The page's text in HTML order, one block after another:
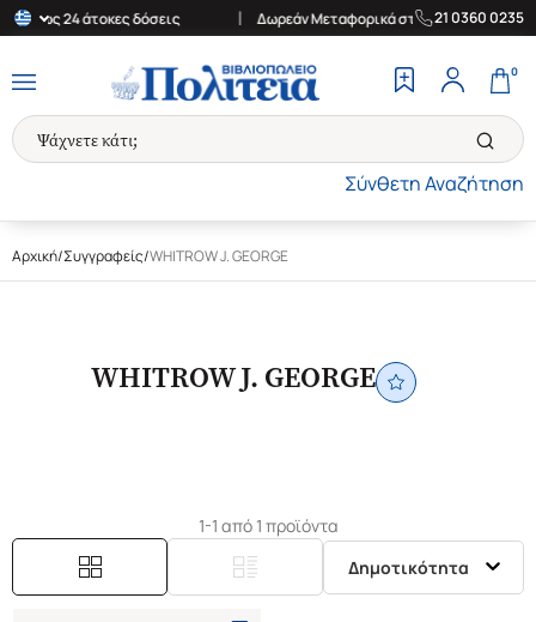
Έως 24 άτοκες δόσεις Δωρεάν Μεταφορικά στην Ελλάδα για
21 0360 0235
Σύνθετη Αναζήτηση
0
Αρχική/Συγγραφείς/WHITROW J. GEORGE
WHITROW J. GEORGE
1-1 από 1 προϊόντα
Δημοτικότητα